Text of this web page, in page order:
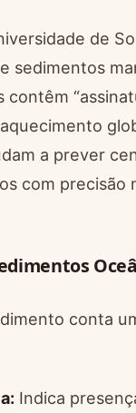
de
sedimentos
contêm
a prever
com precisão
conta
Indica